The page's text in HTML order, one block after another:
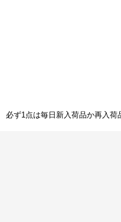
必ず1点は毎日新入荷品か再入荷